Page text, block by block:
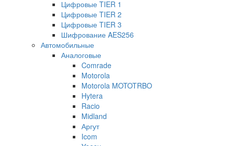
Цифровые TIER 1
Цифровые TIER 2
Цифровые TIER 3
Шифрование AES256
Автомобильные
Аналоговые
Comrade
Motorola
Motorola MOTOTRBO
Hytera
Racio
Midland
Аргут
Icom